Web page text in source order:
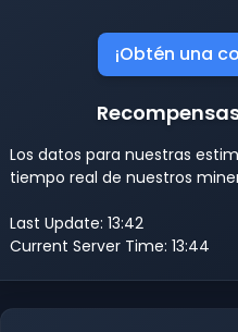
¡Obtén una
Los datos para nuestras
tiempo real de nuestros
Last Update: 13:42
Current Server Time: 13:44